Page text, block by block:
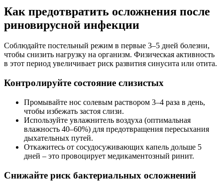
Как предотвратить осложнения после
риновирусной инфекции
Соблюдайте постельный режим в первые 3–5 дней болезни,
чтобы снизить нагрузку на организм. Физическая активность
в этот период увеличивает риск развития синусита или отита.
Контролируйте состояние слизистых
Промывайте нос солевым раствором 3–4 раза в день,
чтобы избежать застоя слизи.
Используйте увлажнитель воздуха (оптимальная
влажность 40–60%) для предотвращения пересыхания
дыхательных путей.
Откажитесь от сосудосуживающих капель дольше 5
дней – это провоцирует медикаментозный ринит.
Снижайте риск бактериальных осложнений